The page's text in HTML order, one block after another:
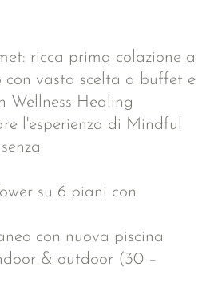
ricca prima colazione a
con vasta scelta a buffet e
Wellness Healing
l'esperienza di Mindful
su 6 piani con
con nuova piscina
& outdoor (30 –